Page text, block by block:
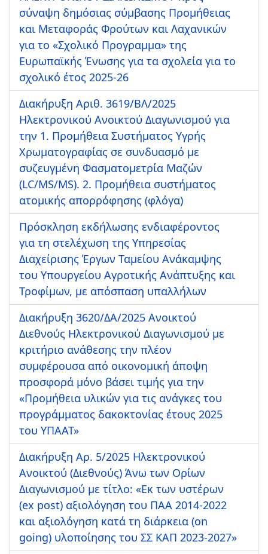
σύναψη δημόσιας σύμβασης Προμήθειας
και Μεταφοράς Φρούτων και Λαχανικών
για το «Σχολικό Προγραμμα» της
Ευρωπαϊκής Ένωσης για τα σχολεία για το
σχολικό έτος 2025-26
Διακήρυξη Αριθ. 3619/ΒΛ/2025
Ηλεκτρονικού Ανοικτού Διαγωνισμού για
την 1. Προμήθεια Συστήματος Υγρής
Χρωματογραφίας σε συνδυασμό με
συζευγμένη Φασματομετρία Μαζών
(LC/MS/MS). 2. Προμήθεια συστήματος
ατομικής απορρόφησης (φλόγα)
Πρόσκληση εκδήλωσης ενδιαφέροντος
για τη στελέχωση της Υπηρεσίας
Διαχείρισης Έργων Ταμείου Ανάκαμψης
του Υπουργείου Αγροτικής Ανάπτυξης και
Τροφίμων, με απόσπαση υπαλλήλων
Διακήρυξη 3620/ΔΑ/2025 Ανοικτού
Διεθνούς Ηλεκτρονικού Διαγωνισμού με
κριτήριο ανάθεσης την πλέον
συμφέρουσα από οικονομική άποψη
προσφορά μόνο βάσει τιμής για την
«Προμήθεια υλικών για τις ανάγκες του
προγράμματος δακοκτονίας έτους 2025
του ΥΠΑΑΤ»
Διακήρυξη Αρ. 5/2025 Ηλεκτρονικού
Ανοικτού (Διεθνούς) Άνω των Ορίων
Διαγωνισμού με τίτλο: «Εκ των υστέρων
(ex post) αξιολόγηση του ΠΑΑ 2014-2022
και αξιολόγηση κατά τη διάρκεια (on
going) υλοποίησης του ΣΣ ΚΑΠ 2023-2027»